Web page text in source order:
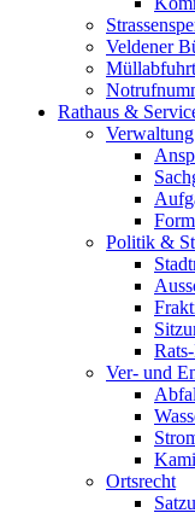
Veldener
Rathaus &
Verwaltung
Politik &
Ver- und
Ortsrecht